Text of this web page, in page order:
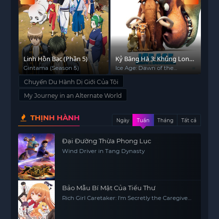
Linh Hồn Bạc (Phần 5)
Gintama (Season 5)
Kỷ Băng Hà 3: Khủng Long
Thức Giấc
Ice Age: Dawn of the
Dinosaurs
Chuyến Du Hành Dị Giới Của Tôi
My Journey in an Alternate World
THỊNH HÀNH Ngày Tuần Tháng Tất cả
Đại Đường Thừa Phong Lục
Wind Driver in Tang Dynasty
Bảo Mẫu Bí Mật Của Tiểu Thư
Rich Girl Caretaker: I'm Secretly the Caregiver